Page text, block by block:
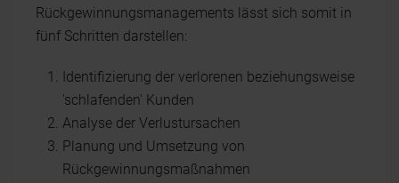
Rückgewinnungsmanagements lässt sich somit in
fünf Schritten darstellen:
Identifizierung der verlorenen beziehungsweise
'schlafenden' Kunden
Analyse der Verlustursachen
Planung und Umsetzung von
Rückgewinnungsmaßnahmen